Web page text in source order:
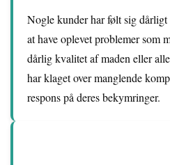
Nogle kunder har følt sig
at have oplevet problemer som
dårlig kvalitet af maden eller
har klaget over manglende
respons på deres bekymringer.